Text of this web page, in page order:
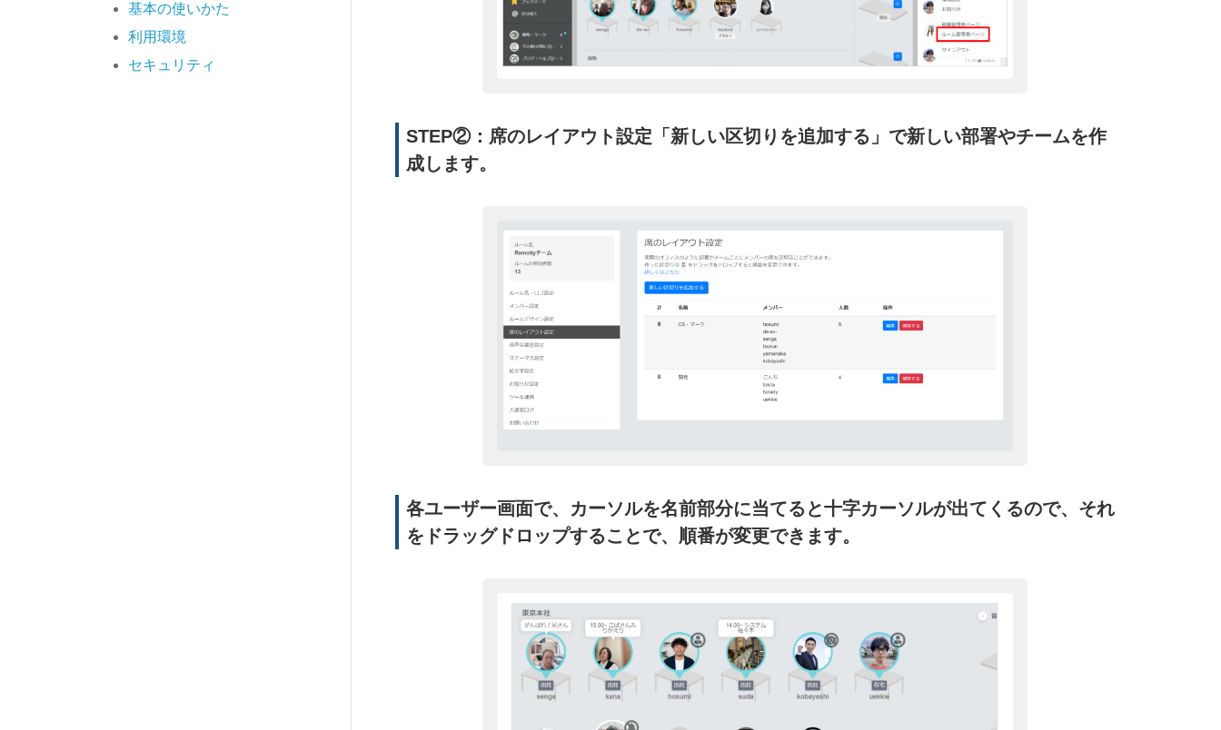
基本の使いかた
利用環境
セキュリティ
STEP②：席のレイアウト設定「新しい区切りを追加する」で新しい部署やチームを作
成します。
各ユーザー画面で、カーソルを名前部分に当てると十字カーソルが出てくるので、それ
をドラッグドロップすることで、順番が変更できます。